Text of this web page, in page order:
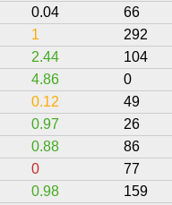
0.04 66
1 292
2.44 104
4.86 0
0.12 49
0.97 26
0.88 86
0 77
0.98 159